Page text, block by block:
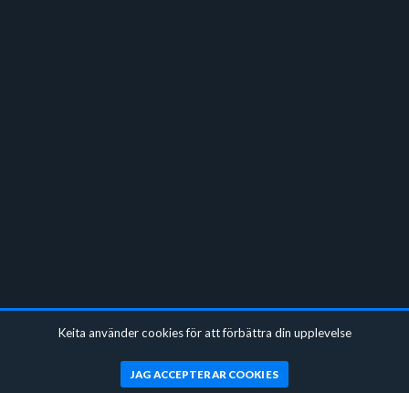
Keita använder cookies för att förbättra din upplevelse
JAG ACCEPTERAR COOKIES